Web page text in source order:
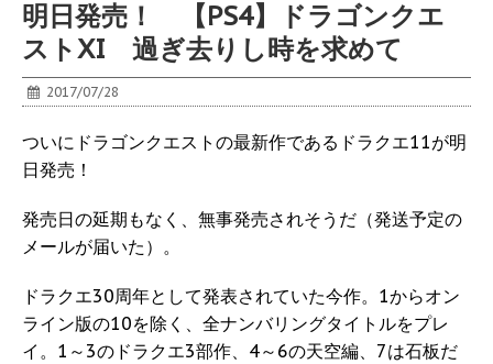
明日発売！ 【PS4】ドラゴンクエ
ストXI 過ぎ去りし時を求めて
2017/07/28
ついにドラゴンクエストの最新作であるドラクエ11が明
日発売！
発売日の延期もなく、無事発売されそうだ（発送予定の
メールが届いた）。
ドラクエ30周年として発表されていた今作。1からオン
ライン版の10を除く、全ナンバリングタイトルをプレ
イ。1～3のドラクエ3部作、4～6の天空編、7は石板だ